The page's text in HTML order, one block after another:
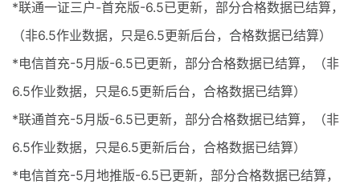
*联通一证三户-首充版-6.5已更新，部分合格数据已结算，
（非6.5作业数据，只是6.5更新后台，合格数据已结算）
*电信首充-5月版-6.5已更新，部分合格数据已结算，（非
6.5作业数据，只是6.5更新后台，合格数据已结算）
*联通首充-5月版-6.5已更新，部分合格数据已结算，（非
6.5作业数据，只是6.5更新后台，合格数据已结算）
*电信首充-5月地推版-6.5已更新，部分合格数据已结算，